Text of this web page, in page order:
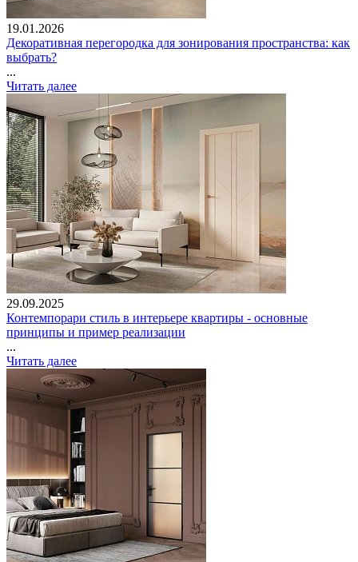
19.01.2026
Декоративная перегородка для зонирования пространства: как
выбрать?
...
Читать далее
29.09.2025
Контемпорари стиль в интерьере квартиры - основные
принципы и пример реализации
...
Читать далее